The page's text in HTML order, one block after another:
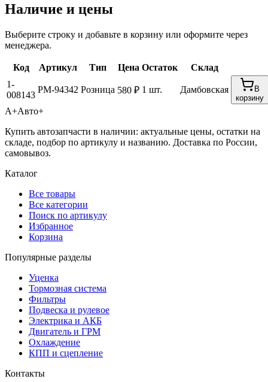
Наличие и цены
Выберите строку и добавьте в корзину или оформите через
менеджера.
Код Артикул Тип Цена Остаток
Склад
1-
008143
РМ-94342 Розница 580 ₽ 1 шт. Дамбовская
В
корзину
А+Авто+
Купить автозапчасти в наличии: актуальные цены, остатки на
складе, подбор по артикулу и названию. Доставка по России,
самовывоз.
Каталог
Все товары
Все категории
Поиск по артикулу
Избранное
Корзина
Популярные разделы
Уценка
Тормозная система
Фильтры
Подвеска и рулевое
Электрика и АКБ
Двигатель и ГРМ
Охлаждение
КПП и сцепление
Контакты